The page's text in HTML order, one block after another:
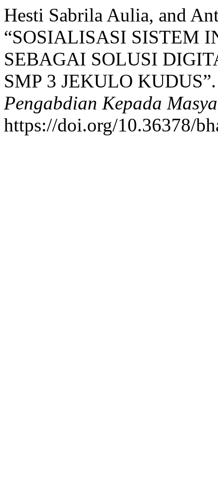
Hesti Sabrila Aulia, and
“SOSIALISASI SISTEM
SEBAGAI SOLUSI
SMP 3 JEKULO
Pengabdian Kepada
https://doi.org/10.36378/